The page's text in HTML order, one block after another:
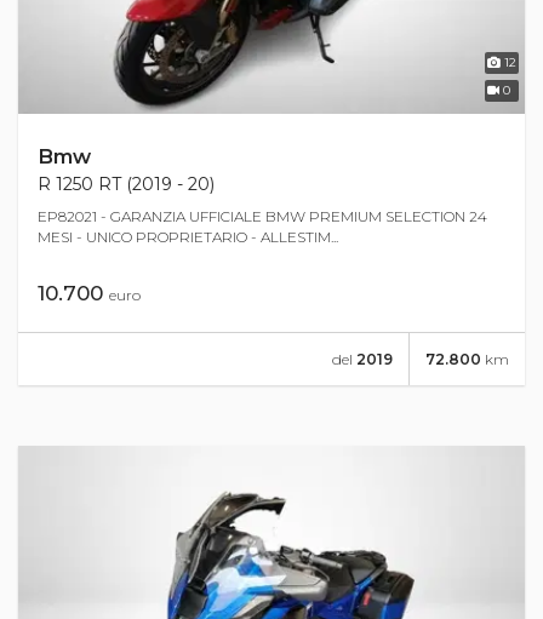
12
0
Bmw
R 1250 RT (2019 - 20)
EP82021 - GARANZIA UFFICIALE BMW PREMIUM SELECTION 24
MESI - UNICO PROPRIETARIO - ALLESTIM...
10.700 euro
72.800 km
del 2019